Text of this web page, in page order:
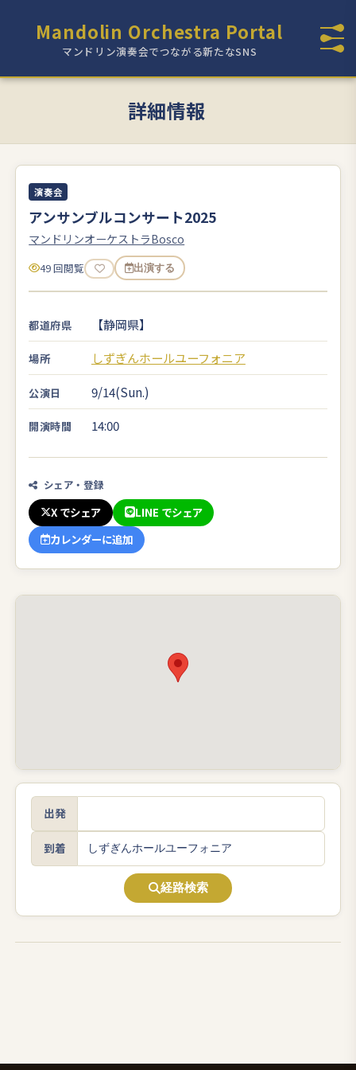
Mandolin Orchestra Portal
マンドリン演奏会でつながる新たなSNS
詳細情報
演奏会
アンサンブルコンサート2025
マンドリンオーケストラBosco
49 回閲覧 出演する
都道府県 【静岡県】
場所 しずぎんホールユーフォニア
公演日 9/14(Sun.)
開演時間 14:00
シェア・登録
X でシェア
LINE でシェア
カレンダーに追加
出発
到着
経路検索